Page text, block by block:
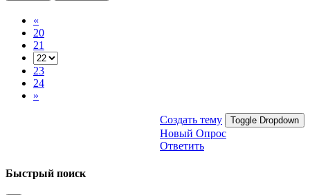
«
20
21
23
24
»
Создать тему Toggle Dropdown
Новый Опрос
Ответить
Быстрый поиск